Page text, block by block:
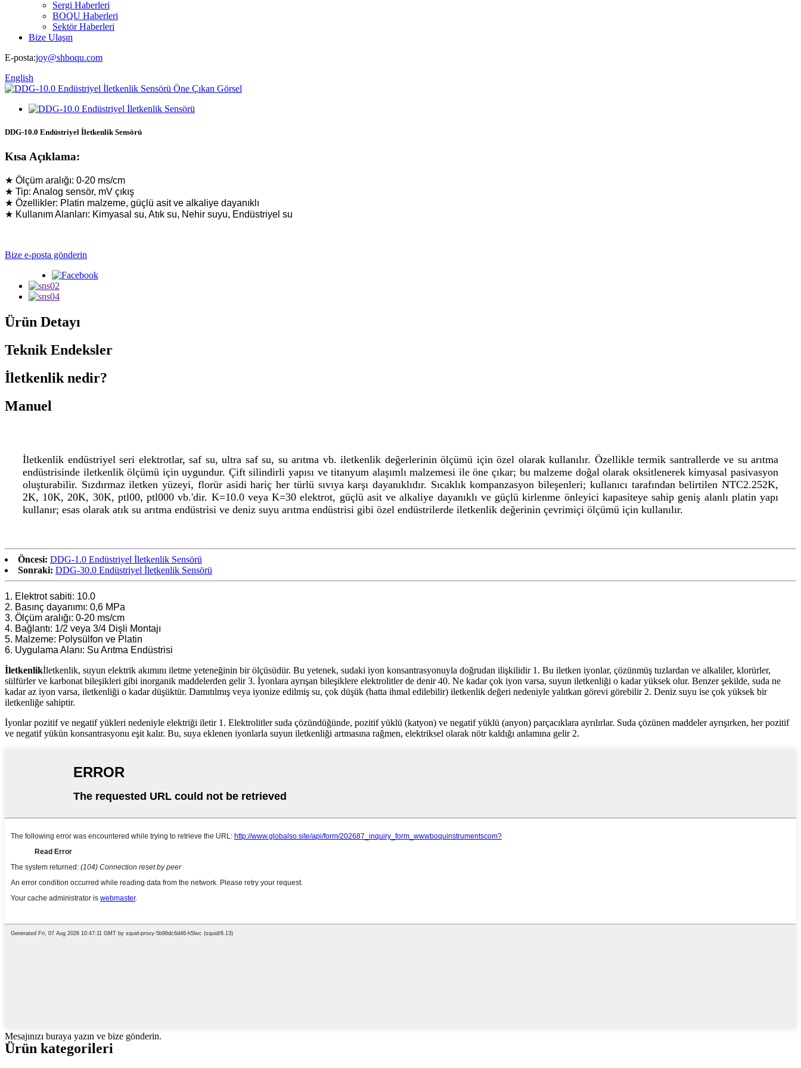
Sergi Haberleri
BOQU Haberleri
Sektör Haberleri
Bize Ulaşın
E-posta:joy@shboqu.com
English
DDG-10.0 Endüstriyel İletkenlik Sensörü
Kısa Açıklama:
★ Ölçüm aralığı: 0-20 ms/cm
★ Tip: Analog sensör, mV çıkış
★ Özellikler: Platin malzeme, güçlü asit ve alkaliye dayanıklı
★ Kullanım Alanları: Kimyasal su, Atık su, Nehir suyu, Endüstriyel su
Bize e-posta gönderin
Ürün Detayı
Teknik Endeksler
İletkenlik nedir?
Manuel
İletkenlik endüstriyel seri elektrotlar, saf su, ultra saf su, su arıtma vb. iletkenlik değerlerinin ölçümü için özel olarak kullanılır. Özellikle termik santrallerde ve su arıtma
endüstrisinde iletkenlik ölçümü için uygundur. Çift silindirli yapısı ve titanyum alaşımlı malzemesi ile öne çıkar; bu malzeme doğal olarak oksitlenerek kimyasal pasivasyon
oluşturabilir. Sızdırmaz iletken yüzeyi, florür asidi hariç her türlü sıvıya karşı dayanıklıdır. Sıcaklık kompanzasyon bileşenleri; kullanıcı tarafından belirtilen NTC2.252K,
2K, 10K, 20K, 30K, ptl00, ptl000 vb.'dir. K=10.0 veya K=30 elektrot, güçlü asit ve alkaliye dayanıklı ve güçlü kirlenme önleyici kapasiteye sahip geniş alanlı platin yapı
kullanır; esas olarak atık su arıtma endüstrisi ve deniz suyu arıtma endüstrisi gibi özel endüstrilerde iletkenlik değerinin çevrimiçi ölçümü için kullanılır.
Öncesi: DDG-1.0 Endüstriyel İletkenlik Sensörü
Sonraki: DDG-30.0 Endüstriyel İletkenlik Sensörü
1. Elektrot sabiti: 10.0
2. Basınç dayanımı: 0,6 MPa
3. Ölçüm aralığı: 0-20 ms/cm
4. Bağlantı: 1/2 veya 3/4 Dişli Montajı
5. Malzeme: Polysülfon ve Platin
6. Uygulama Alanı: Su Arıtma Endüstrisi
İletkenlikİletkenlik, suyun elektrik akımını iletme yeteneğinin bir ölçüsüdür. Bu yetenek, sudaki iyon konsantrasyonuyla doğrudan ilişkilidir 1. Bu iletken iyonlar, çözünmüş tuzlardan ve alkaliler, klorürler,
sülfürler ve karbonat bileşikleri gibi inorganik maddelerden gelir 3. İyonlara ayrışan bileşiklere elektrolitler de denir 40. Ne kadar çok iyon varsa, suyun iletkenliği o kadar yüksek olur. Benzer şekilde, suda ne
kadar az iyon varsa, iletkenliği o kadar düşüktür. Damıtılmış veya iyonize edilmiş su, çok düşük (hatta ihmal edilebilir) iletkenlik değeri nedeniyle yalıtkan görevi görebilir 2. Deniz suyu ise çok yüksek bir
iletkenliğe sahiptir.
İyonlar pozitif ve negatif yükleri nedeniyle elektriği iletir 1. Elektrolitler suda çözündüğünde, pozitif yüklü (katyon) ve negatif yüklü (anyon) parçacıklara ayrılırlar. Suda çözünen maddeler ayrışırken, her pozitif
ve negatif yükün konsantrasyonu eşit kalır. Bu, suya eklenen iyonlarla suyun iletkenliği artmasına rağmen, elektriksel olarak nötr kaldığı anlamına gelir 2.
Mesajınızı buraya yazın ve bize gönderin.
Ürün kategorileri